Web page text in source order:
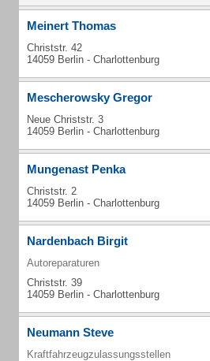
Meinert Thomas
Christstr. 42
14059 Berlin - Charlottenburg
Mescherowsky Gregor
Neue Christstr. 3
14059 Berlin - Charlottenburg
Mungenast Penka
Christstr. 2
14059 Berlin - Charlottenburg
Nardenbach Birgit
Autoreparaturen
Christstr. 39
14059 Berlin - Charlottenburg
Neumann Steve
Kraftfahrzeugzulassungsstellen